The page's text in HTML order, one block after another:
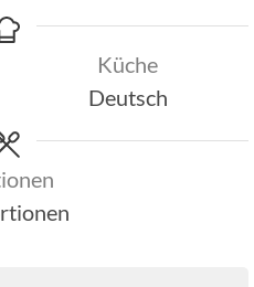
Küche
Deutsch